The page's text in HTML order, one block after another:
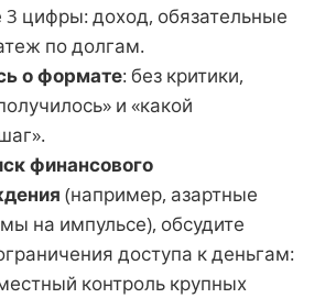
3 цифры: доход, обязательные
по долгам.
о формате: без критики,
и «какой
финансового
(например, азартные
на импульсе), обсудите
доступа к деньгам:
контроль крупных